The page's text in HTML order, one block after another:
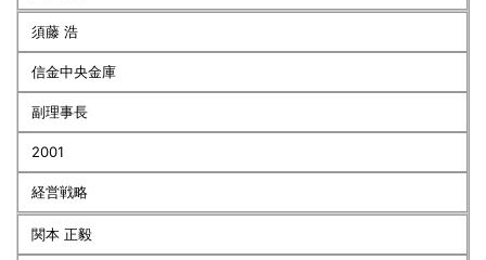
須藤 浩
信金中央金庫
副理事長
2001
経営戦略
関本 正毅